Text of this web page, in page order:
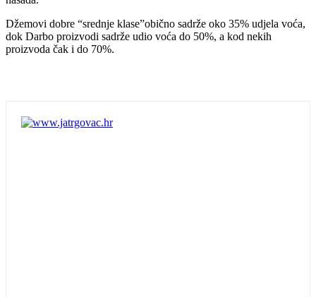
Džemovi dobre “srednje klase”obično sadrže oko 35% udjela voća,
dok Darbo proizvodi sadrže udio voća do 50%, a kod nekih
proizvoda čak i do 70%.